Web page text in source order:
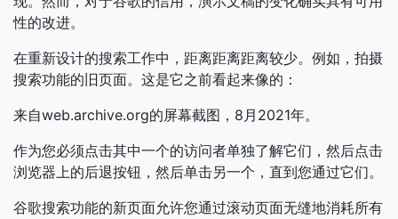
性的改进。
在重新设计的搜索工作中，距离距离距离较少。例如，拍摄
搜索功能的旧页面。这是它之前看起来像的：
来自web.archive.org的屏幕截图，8月2021年。
作为您必须点击其中一个的访问者单独了解它们，然后点击
浏览器上的后退按钮，然后单击另一个，直到您通过它们。
谷歌搜索功能的新页面允许您通过滚动页面无缝地消耗所有